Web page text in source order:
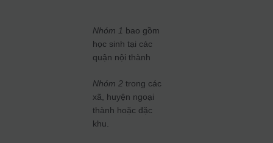
Nhóm 1 bao gồm
học sinh tại các
quận nội thành
Nhóm 2 trong các
xã, huyện ngoại
thành hoặc đặc
khu.